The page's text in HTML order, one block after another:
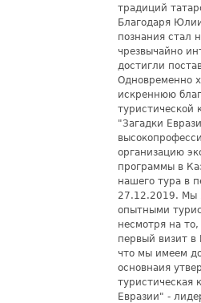
традиций
Благодаря
познания стал
чрезвычайно
достигли
Одновременно
искреннюю
туристической
"Загадки
организацию
программы в
нашего тура в
27.12.2019. Мы
опытными
несмотря на
первый визит в
что мы имеем
основнаия
туристическая
Евразии" -